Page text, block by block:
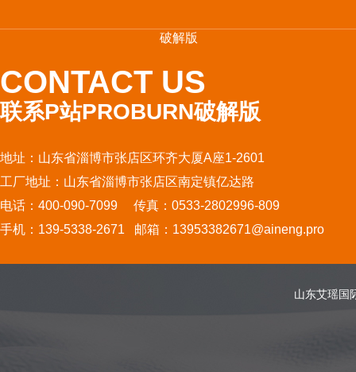
破解版
CONTACT US
联系P站PROBURN破解版
地址：山东省淄博市张店区环齐大厦A座1-2601
工厂地址：山东省淄博市张店区南定镇亿达路
电话：400-090-7099 传真：0533-2802996-809
手机：139-5338-2671 邮箱：13953382671@aineng.pro
山东艾瑶国